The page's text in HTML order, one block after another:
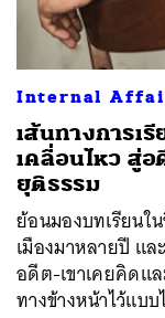
Internal
เส้นทางการเ
เคลื่อนไหว สู่
ยุติธรรม
ย้อนมองบทเรียนใ
เมืองมาหลายปี แล
อดีต-เขาเคยคิดแ
ทางข้างหน้าไว้แบ